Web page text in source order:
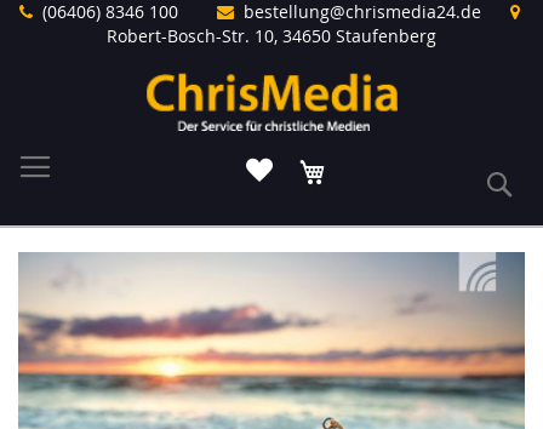
Direkt(06406) 8346 100
bestellung@chrismedia24.de
Robert-Bosch-Str. 10, 34650 Staufenberg
Ende
der
Bildergalerie
springen